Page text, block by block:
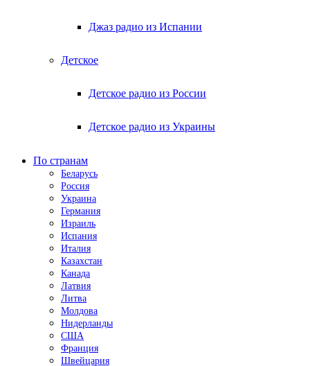
Джаз радио из Испании
Детское
Детское радио из России
Детское радио из Украины
По странам
Беларусь
Россия
Украина
Германия
Израиль
Испания
Италия
Казахстан
Канада
Латвия
Литва
Молдова
Нидерланды
США
Франция
Швейцария